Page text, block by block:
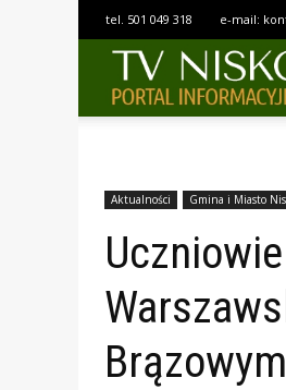
tel. 501 049 318 e-mail:
Aktualności Gmina i Miasto